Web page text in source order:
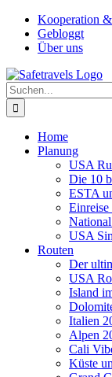
Zum
Inhalt
springen
Facebook
Instagram
YouTube
PinterestKooperation
Gebloggt
Über uns
Suche
nach:
Home
Planung
USA
Die 10
ESTA
USA
Routen
Der
USA
Island
Italien
Alpen
Cali
Küste